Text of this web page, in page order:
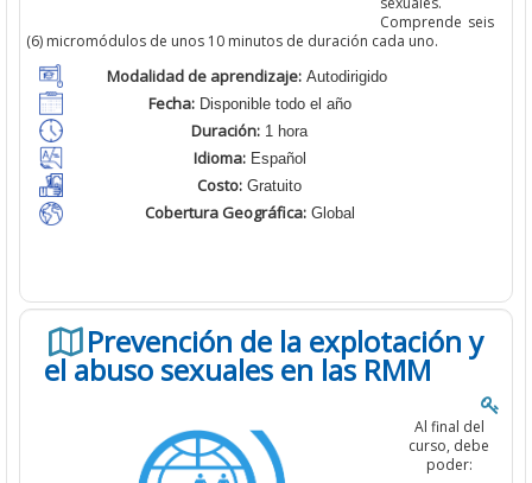
Comprende seis
(6) micromódulos de unos 10 minutos de duración cada uno.
Modalidad de aprendizaje: Autodirigido
Fecha:Disponible todo el año
Duración: 1 hora
Idioma:Español
Costo: Gratuito
Cobertura Geográfica:Global
Prevención de la explotación y
el abuso sexuales en las RMM
Al final del
curso, debe
poder: